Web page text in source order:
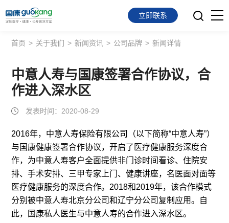
首页
面向会员
面向企业
关于我们
立即联系
首页 > 关于我们 > 新闻资讯 > 公司品牌 > 新闻详情
中意人寿与国康签署合作协议，合
作进入深水区
发表时间：2020-08-29
2016年，中意人寿保险有限公司（以下简称“中意人寿”）
与国康健康签署合作协议，开启了医疗健康服务深度合
作，为中意人寿客户全面提供非门诊时间看诊、住院安
排、手术安排、三甲专家上门、健康讲座，名医面对面等
医疗健康服务的深度合作。2018和2019年，该合作模式
分别被中意人寿北京分公司和辽宁分公司复制应用。自
此，国康私人医生与中意人寿的合作进入深水区。